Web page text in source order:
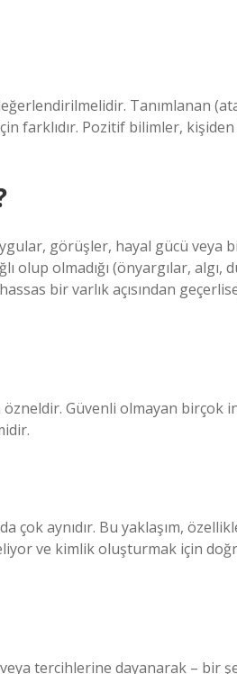
Tanımlanan
farklıdır. Pozitif bilimler,
görüşler, hayal gücü veya
olup olmadığı (önyargılar,
bir varlık açısından
özneldir. Güvenli olmayan birçok
çok aynıdır. Bu yaklaşım,
ve kimlik oluşturmak için
tercihlerine dayanarak – bir